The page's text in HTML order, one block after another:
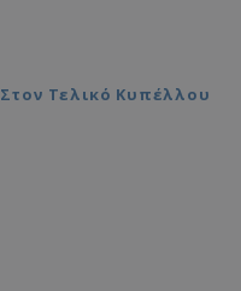
Τελικό Κυπέλλου